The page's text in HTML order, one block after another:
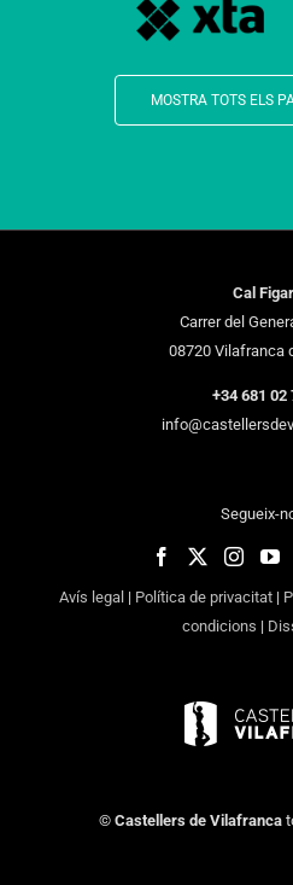
MOSTRA TOTS ELS
Cal
Carrer del
08720 Vilafranca
+34 681 02
Segueix-
Avís legal | Política de privacitat|
condicions |
© Castellers de Vilafranca